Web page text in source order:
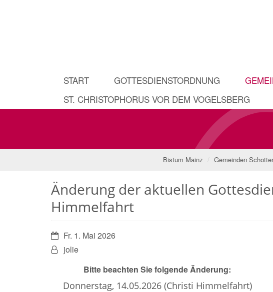
START GOTTESDIENSTORDNUNG
ST. CHRISTOPHORUS VOR DEM VOGELSBERG
Bistum Mainz Gemeinden
Änderung der aktuellen
Himmelfahrt
Datum:Fr. 1. Mai 2026
Von:jolie
Bitte beachten Sie folgende Änderung:
Donnerstag, 14.05.2026 (Christi Himmelfahrt)